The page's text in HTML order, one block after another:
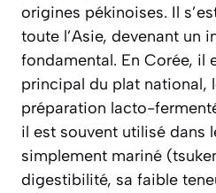
origines pékinoises. Il
toute l’Asie, devenant un
fondamental. En Corée, il
principal du plat national,
préparation lacto-
il est souvent utilisé dans
simplement mariné (
digestibilité, sa faible